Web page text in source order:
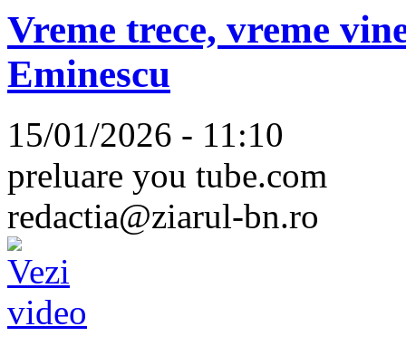
Vreme trece, vreme
Eminescu
15/01/2026 - 11:10
preluare you tube.com
redactia@ziarul-bn.ro